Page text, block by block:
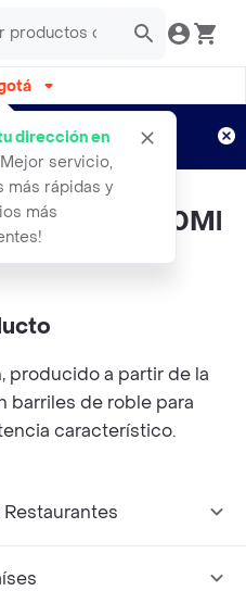
dirección en
Mejor servicio,
más rápidas y
más
semanas
Aplican TyC
Cuarto 250Ml
producido a partir de la
barriles de roble para
característico.